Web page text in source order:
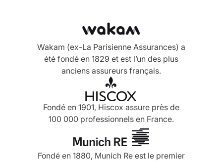
Wakam (ex-La Parisienne Assurances) a
été fondé en 1829 et est l’un des plus
anciens assureurs français.
Fondé en 1901, Hiscox assure près de
100 000 professionnels en France.
Fondé en 1880, Munich Re est le premier